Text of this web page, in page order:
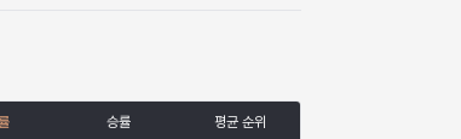
승률 평균 순위